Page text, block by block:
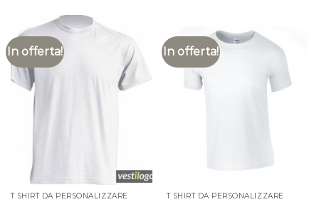
In offerta!
T SHIRT DA PERSONALIZZARE
In offerta!
T SHIRT DA PERSONALIZZARE